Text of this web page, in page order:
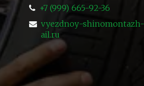
+7 (999) 665-92-36
vyezdnoy-
ail.ru